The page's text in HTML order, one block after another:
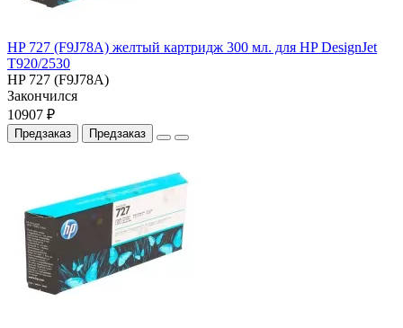
HP 727 (F9J78A) желтый картридж 300 мл. для HP DesignJet
T920/2530
HP 727 (F9J78A)
Закончился
10907 ₽
Предзаказ Предзаказ